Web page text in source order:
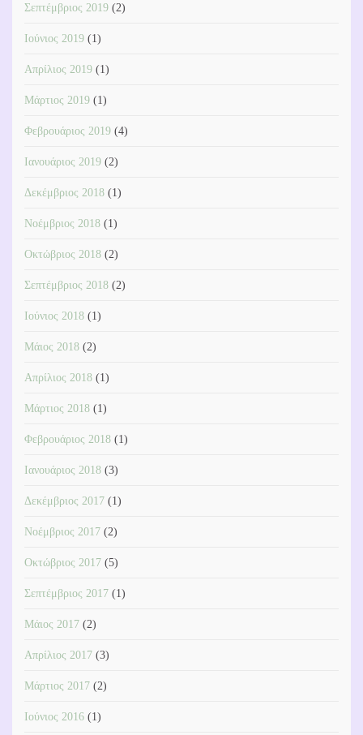
Σεπτέμβριος 2019 (2)
Ιούνιος 2019 (1)
Απρίλιος 2019 (1)
Μάρτιος 2019 (1)
Φεβρουάριος 2019 (4)
Ιανουάριος 2019 (2)
Δεκέμβριος 2018 (1)
Νοέμβριος 2018 (1)
Οκτώβριος 2018 (2)
Σεπτέμβριος 2018 (2)
Ιούνιος 2018 (1)
Μάιος 2018 (2)
Απρίλιος 2018 (1)
Μάρτιος 2018 (1)
Φεβρουάριος 2018 (1)
Ιανουάριος 2018 (3)
Δεκέμβριος 2017 (1)
Νοέμβριος 2017 (2)
Οκτώβριος 2017 (5)
Σεπτέμβριος 2017 (1)
Μάιος 2017 (2)
Απρίλιος 2017 (3)
Μάρτιος 2017 (2)
Ιούνιος 2016 (1)